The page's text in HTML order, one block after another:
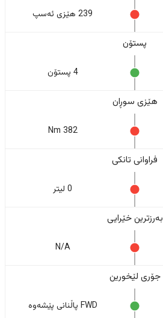
239 هێزی ئەسپ
پستۆن
4 پستۆن
هێزی سوڕان
382 Nm
فراوانی تانکی
0 لیتر
بەرزترین خێرایی
N/A
جۆری لێخورین
FWD پاڵنانی پێشەوە